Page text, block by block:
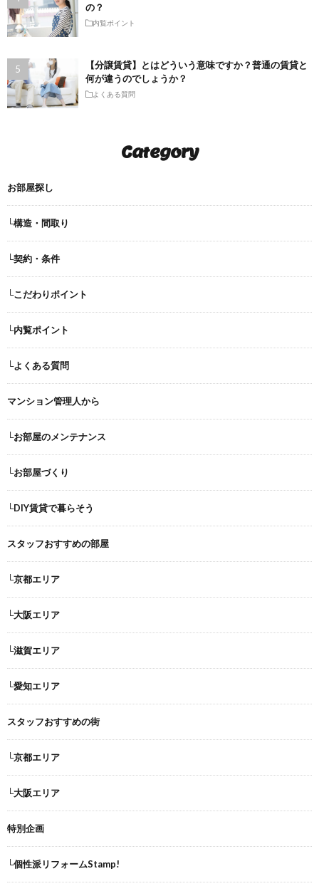
の？
内覧ポイント
【分譲賃貸】とはどういう意味ですか？普通の賃貸と
何が違うのでしょうか？
よくある質問
Category
お部屋探し
└構造・間取り
└契約・条件
└こだわりポイント
└内覧ポイント
└よくある質問
マンション管理人から
└お部屋のメンテナンス
└お部屋づくり
└DIY賃貸で暮らそう
スタッフおすすめの部屋
└京都エリア
└大阪エリア
└滋賀エリア
└愛知エリア
スタッフおすすめの街
└京都エリア
└大阪エリア
特別企画
└個性派リフォームStamp!